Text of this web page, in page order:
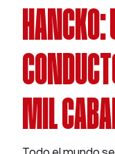
HANCKO:
MIL